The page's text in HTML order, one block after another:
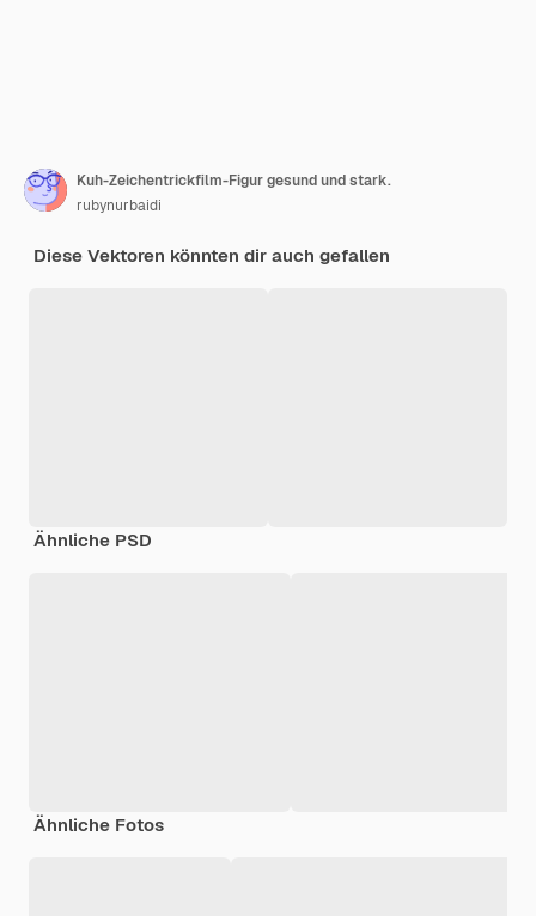
Kuh-Zeichentrickfilm-Figur gesund und stark.
rubynurbaidi
Diese Vektoren könnten dir auch gefallen
Ähnliche PSD
Ähnliche Fotos